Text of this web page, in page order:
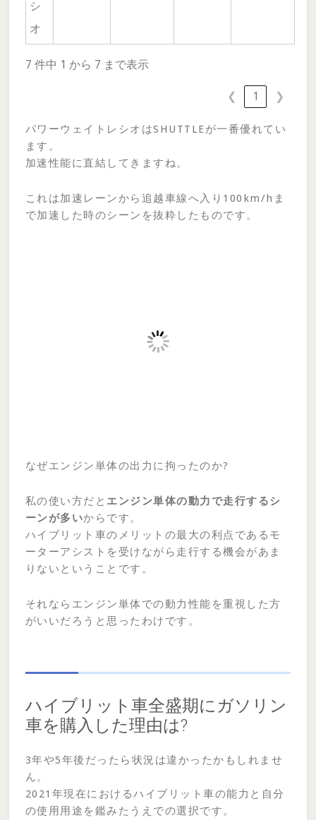
シ
オ
7 件中 1 から 7 まで表示
❮ 1 ❯
パワーウェイトレシオはSHUTTLEが一番優れてい
ます。
加速性能に直結してきますね。
これは加速レーンから追越車線へ入り100km/hま
で加速した時のシーンを抜粋したものです。
なぜエンジン単体の出力に拘ったのか?
私の使い方だと エンジン単体の動力で走行するシ
ーンが多いからです。
ハイブリット車のメリットの最大の利点であるモ
ーターアシストを受けながら走行する機会があま
りないということです。
それならエンジン単体での動力性能を重視した方
がいいだろうと思ったわけです。
ハイブリット車全盛期にガソリン
車を購入した理由は?
3年や5年後だったら状況は違かったかもしれませ
ん。
2021年現在におけるハイブリット車の能力と自分
の使用用途を鑑みたうえでの選択です。